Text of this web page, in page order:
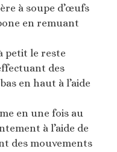
à soupe d’œufs
en remuant
petit le reste
des
en haut à l’aide
en une fois au
à l’aide de
des mouvements